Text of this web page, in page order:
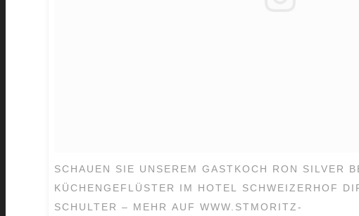
SCHAUEN SIE UNSEREM GASTKOCH RON SILVER
KÜCHENGEFLÜSTER IM HOTEL SCHWEIZERHOF
SCHULTER – MEHR AUF WWW.STMORITZ-